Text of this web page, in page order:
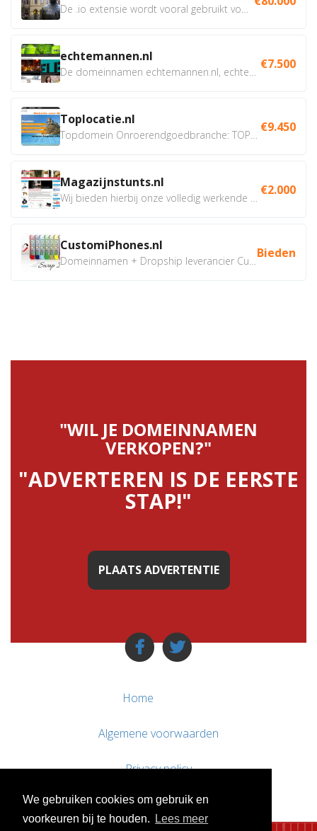
We gebruiken cookies om gebruik en
voorkeuren bij te houden.
Lees meer
echtemannen.nl €7.500
Toplocatie.nl €9.450
Magazijnstunts.nl €2.000
CustomiPhones.nl Bieden
"WIL JE DOMEINNAMEN
VERKOPEN?"
"ADVERTEREN IS DE EERSTE
STAP!"
PLAATS ADVERTENTIE
Home
Algemene voorwaarden
Privacy policy
Contact / Support